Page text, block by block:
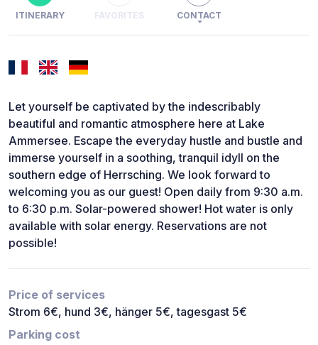
ITINERARY FAVORITES CONTACT
Let yourself be captivated by the indescribably
beautiful and romantic atmosphere here at Lake
Ammersee. Escape the everyday hustle and bustle and
immerse yourself in a soothing, tranquil idyll on the
southern edge of Herrsching. We look forward to
welcoming you as our guest! Open daily from 9:30 a.m.
to 6:30 p.m. Solar-powered shower! Hot water is only
available with solar energy. Reservations are not
possible!
Price of services
Strom 6€, hund 3€, hänger 5€, tagesgast 5€
Parking cost